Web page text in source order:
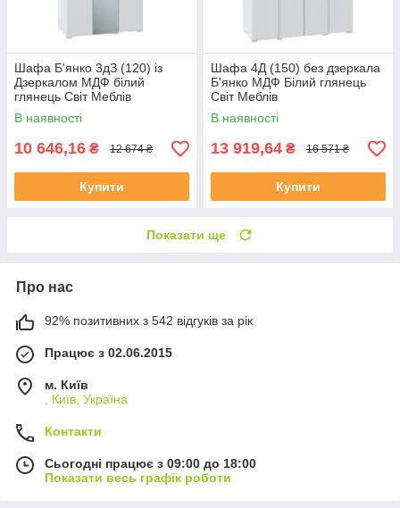
Шафа Б'янко 3дЗ (120) із
Дзеркалом МДФ білий
глянець Світ Меблів
В наявності
10 646,16 ₴ 12 674 ₴
Купити
Шафа 4Д (150) без дзеркала
Б'янко МДФ Білий глянець
Світ Меблів
В наявності
13 919,64 ₴ 16 571 ₴
Купити
Показати ще
Про нас
92% позитивних з 542 відгуків за рік
Працює з 02.06.2015
м. Київ
, Київ, Україна
Контакти
Сьогодні працює з 09:00 до 18:00
Показати весь графік роботи